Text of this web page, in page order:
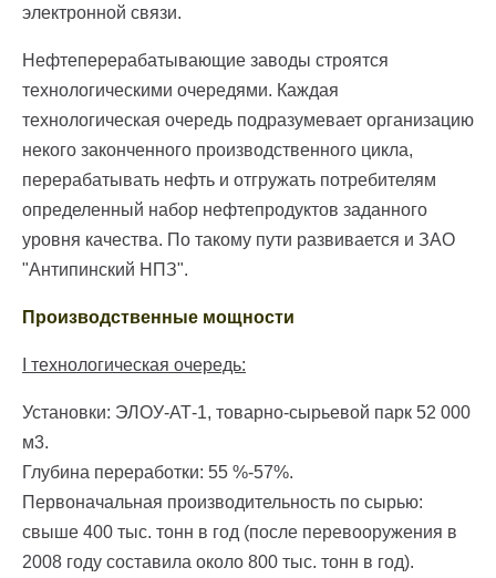
электронной связи.
Нефтеперерабатывающие заводы строятся
технологическими очередями. Каждая
технологическая очередь подразумевает организацию
некого законченного производственного цикла,
перерабатывать нефть и отгружать потребителям
определенный набор нефтепродуктов заданного
уровня качества. По такому пути развивается и ЗАО
"Антипинский НПЗ".
Производственные мощности
I технологическая очередь:
Установки: ЭЛОУ-АТ-1, товарно-сырьевой парк 52 000
м3.
Глубина переработки: 55 %-57%.
Первоначальная производительность по сырью:
свыше 400 тыс. тонн в год (после перевооружения в
2008 году составила около 800 тыс. тонн в год).